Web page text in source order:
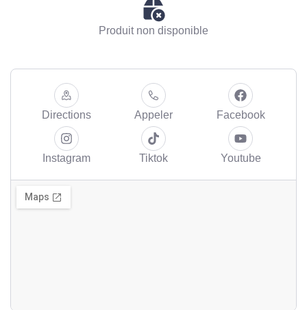
Produit non disponible
Directions Appeler Facebook
Instagram Tiktok Youtube